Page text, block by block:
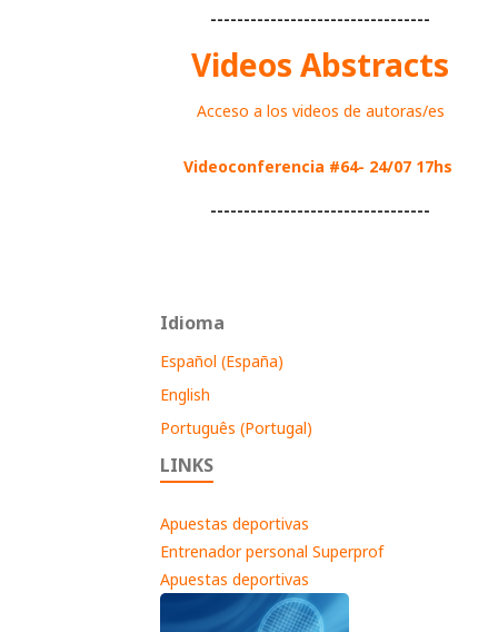
---------------------------------
Videos Abstracts
Acceso a los videos de autoras/es
Videoconferencia #64- 24/07 17hs
---------------------------------
Idioma
Español (España)
English
Português (Portugal)
LINKS
Apuestas deportivas
Entrenador personal Superprof
Apuestas deportivas